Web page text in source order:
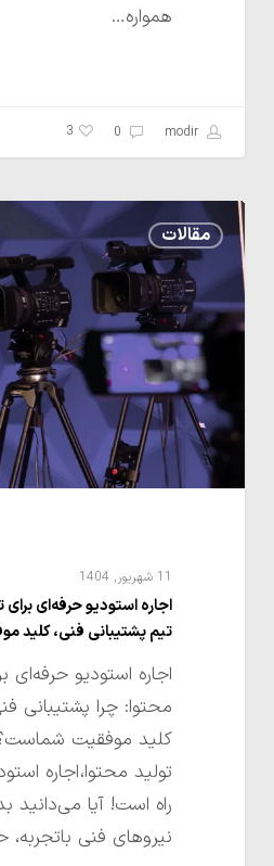
همواره…
3
مقالات
اجاره
استودیو
حرفه‌ای
برای
محتوا:
چرا
تیم
پشتیبانی
11 شهریور, 1404
اجاره استودیو حرفه‌ای برای
تیم پشتیبانی فنی، کلید
اجاره استودیو حرفه‌ای
محتوا: چرا پشتیبانی
کلید موفقیت
تولید محتوا، اجاره
راه است! آیا می‌دانید
نیروهای فنی